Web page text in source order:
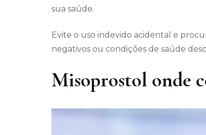
sua saúde.
Evite o uso indevido acidental e
negativos ou condições de saúde
Misoprostol onde